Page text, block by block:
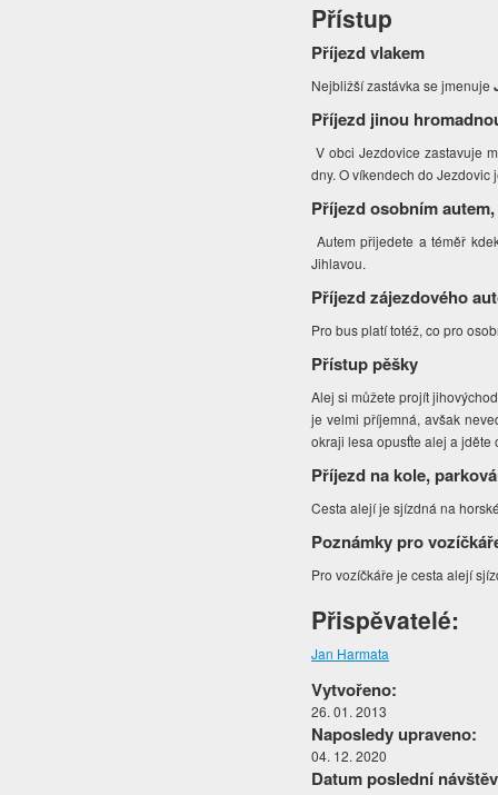
Přístup
Příjezd vlakem
Nejbližší zastávka se jmenuje
Příjezd jinou
V obci Jezdovice zastavuje
dny. O víkendech do
Příjezd osobním
Autem přijedete a téměř
Jihlavou.
Příjezd zájezdového
Pro bus platí totéž, co pro
Přístup pěšky
Alej si můžete projít
je velmi příjemná, avšak
okraji lesa opusťte alej a
Příjezd na kole,
Cesta alejí je sjízdná na
Poznámky pro
Pro vozíčkáře je cesta alejí
Přispěvatelé:
Jan Harmata
Vytvořeno:
26. 01. 2013
Naposledy upraveno:
04. 12. 2020
Datum poslední